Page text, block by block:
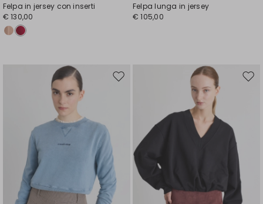
Felpa in jersey con inserti
€ 130,00
Felpa lunga in jersey
€ 105,00
Sposta